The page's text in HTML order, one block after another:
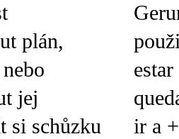
plán,
jej
si schůzku
ir a